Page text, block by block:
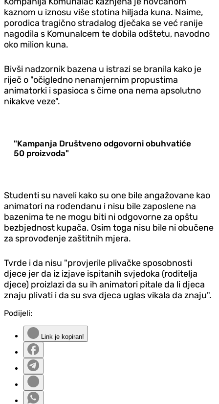
kaznom u iznosu više stotina hiljada kuna. Naime,
porodica tragično stradalog dječaka se već ranije
nagodila s Komunalcem te dobila odštetu, navodno
oko milion kuna.
Bivši nadzornik bazena u istrazi se branila kako je
riječ o "očigledno nenamjernim propustima
animatorki i spasioca s čime ona nema apsolutno
nikakve veze".
"Kampanja Društveno odgovorni obuhvatiće
50 proizvoda"
Studenti su naveli kako su one bile angažovane kao
animatori na rođendanu i nisu bile zaposlene na
bazenima te ne mogu biti ni odgovorne za opštu
bezbjednost kupača. Osim toga nisu bile ni obučene
za sprovođenje zaštitnih mjera.
Tvrde i da nisu "provjerile plivačke sposobnosti
djece jer da iz izjave ispitanih svjedoka (roditelja
djece) proizlazi da su ih animatori pitale da li djeca
znaju plivati i da su sva djeca uglas vikala da znaju".
Podijeli:
Link je kopiran!